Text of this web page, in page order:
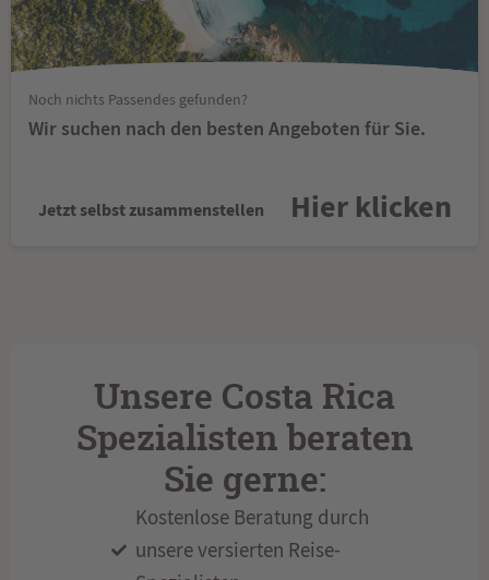
Noch nichts Passendes gefunden?
Wir suchen nach den besten Angeboten für Sie.
Jetzt selbst zusammenstellen Hier klicken
Unsere Costa Rica
Spezialisten beraten
Sie gerne:
Kostenlose Beratung durch
unsere versierten Reise-